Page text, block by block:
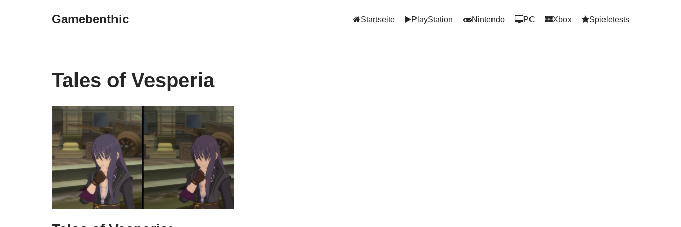
Gamebenthic Startseite PlayStation Nintendo PC Xbox Spieletests
Tales of Vesperia